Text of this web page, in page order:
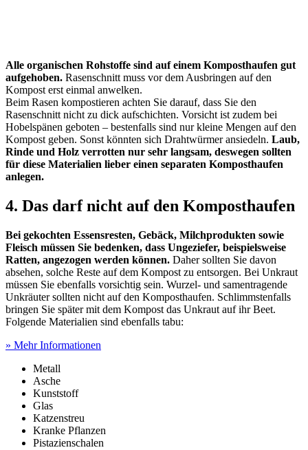
Alle organischen Rohstoffe sind auf einem Komposthaufen gut
aufgehoben. Rasenschnitt muss vor dem Ausbringen auf den
Kompost erst einmal anwelken.
Beim Rasen kompostieren achten Sie darauf, dass Sie den
Rasenschnitt nicht zu dick aufschichten. Vorsicht ist zudem bei
Hobelspänen geboten – bestenfalls sind nur kleine Mengen auf den
Kompost geben. Sonst könnten sich Drahtwürmer ansiedeln. Laub,
Rinde und Holz verrotten nur sehr langsam, deswegen sollten
für diese Materialien lieber einen separaten Komposthaufen
anlegen.
4. Das darf nicht auf den Komposthaufen
Bei gekochten Essensresten, Gebäck, Milchprodukten sowie
Fleisch müssen Sie bedenken, dass Ungeziefer, beispielsweise
Ratten, angezogen werden können. Daher sollten Sie davon
absehen, solche Reste auf dem Kompost zu entsorgen. Bei Unkraut
müssen Sie ebenfalls vorsichtig sein. Wurzel- und samentragende
Unkräuter sollten nicht auf den Komposthaufen. Schlimmstenfalls
bringen Sie später mit dem Kompost das Unkraut auf ihr Beet.
Folgende Materialien sind ebenfalls tabu:
» Mehr Informationen
Metall
Asche
Kunststoff
Glas
Katzenstreu
Kranke Pflanzen
Pistazienschalen